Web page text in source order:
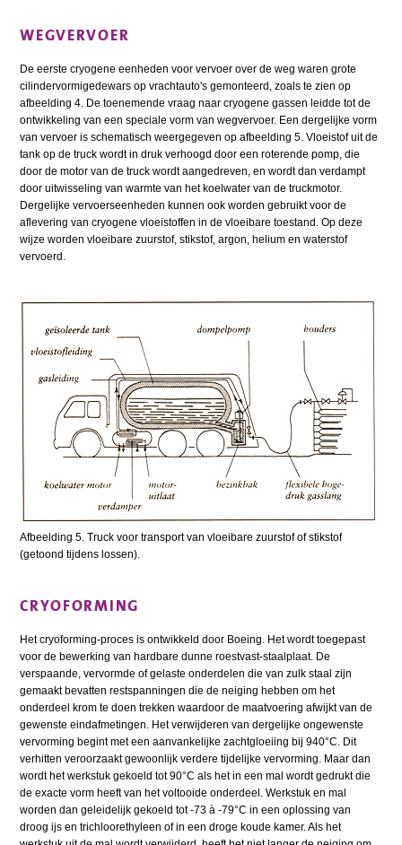
WEGVERVOER
De eerste cryogene eenheden voor vervoer over de weg waren grote
cilindervormigedewars op vrachtauto's gemonteerd, zoals te zien op
afbeelding 4. De toenemende vraag naar cryogene gassen leidde tot de
ontwikkeling van een speciale vorm van wegvervoer. Een dergelijke vorm
van vervoer is schematisch weergegeven op afbeelding 5. Vloeistof uit de
tank op de truck wordt in druk verhoogd door een roterende pomp, die
door de motor van de truck wordt aangedreven, en wordt dan verdampt
door uitwisseling van warmte van het koelwater van de truckmotor.
Dergelijke vervoerseenheden kunnen ook worden gebruikt voor de
aflevering van cryogene vloeistoffen in de vloeibare toestand. Op deze
wijze worden vloeibare zuurstof, stikstof, argon, helium en waterstof
vervoerd.
Afbeelding 5. Truck voor transport van vloeibare zuurstof of stikstof
(getoond tijdens lossen).
CRYOFORMING
Het cryoforming-proces is ontwikkeld door Boeing. Het wordt toegepast
voor de bewerking van hardbare dunne roestvast-staalplaat. De
verspaande, vervormde of gelaste onderdelen die van zulk staal zijn
gemaakt bevatten restspanningen die de neiging hebben om het
onderdeel krom te doen trekken waardoor de maatvoering afwijkt van de
gewenste eindafmetingen. Het verwijderen van dergelijke ongewenste
vervorming begint met een aanvankelijke zachtgloeiing bij 940°C. Dit
verhitten veroorzaakt gewoonlijk verdere tijdelijke vervorming. Maar dan
wordt het werkstuk gekoeld tot 90°C als het in een mal wordt gedrukt die
de exacte vorm heeft van het voltooide onderdeel. Werkstuk en mal
worden dan geleidelijk gekoeld tot -73 à -79°C in een oplossing van
droog ijs en trichloorethyleen of in een droge koude kamer. Als het